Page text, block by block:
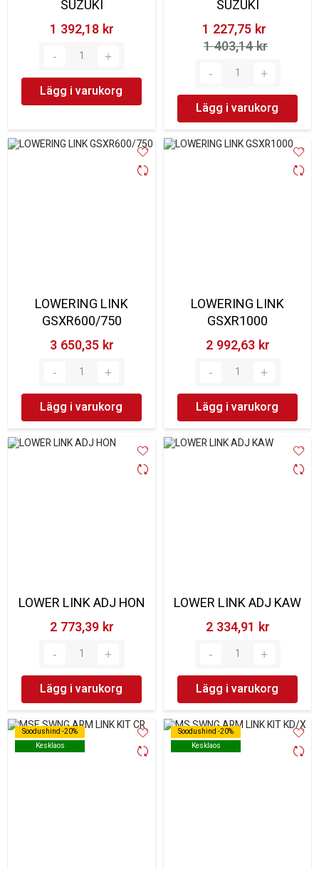
SUZUKI
1 392,18 kr‎
Lägg i varukorg
SUZUKI
1 227,75 kr‎
1 403,14 kr‎
Lägg i varukorg
LOWERING LINK
GSXR600/750
3 650,35 kr‎
Lägg i varukorg
LOWERING LINK
GSXR1000
2 992,63 kr‎
Lägg i varukorg
LOWER LINK ADJ HON
2 773,39 kr‎
Lägg i varukorg
LOWER LINK ADJ KAW
2 334,91 kr‎
Lägg i varukorg
Soodushind -20%
Kesklaos
Soodushind -20%
Kesklaos
Soodushind -20%
Kesklaos
Soodushind -20%
Kesklaos